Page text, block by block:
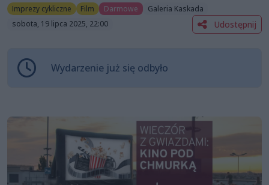
Imprezy cykliczne Film Darmowe
Galeria Kaskada
sobota, 19 lipca 2025, 22:00
Udostępnij
Wydarzenie już się odbyło